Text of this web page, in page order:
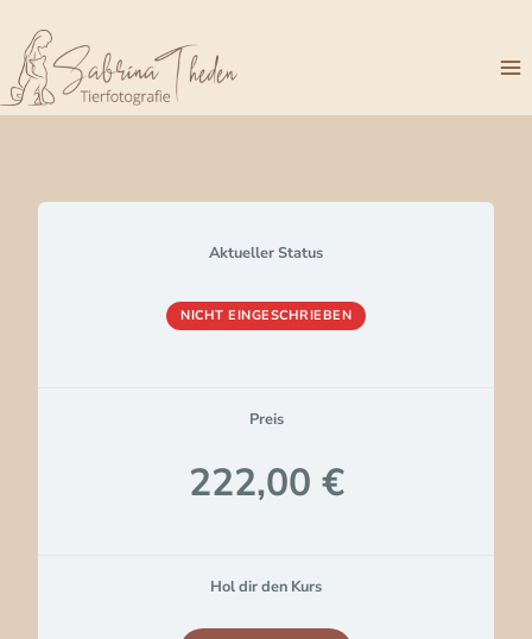
Inhalt
springen
Aktueller Status
NICHT EINGESCHRIEBEN
Preis
222,00 €
Hol dir den Kurs